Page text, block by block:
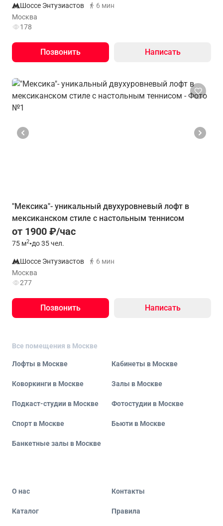
Шоссе Энтузиастов
6 мин
Москва
178
Позвонить Написать
"Мексика"- уникальный двухуровневый лофт в
мексиканском стиле с настольным теннисом
от 1900 ₽/час
75 м2•до 35 чел.
Шоссе Энтузиастов
6 мин
Москва
277
Позвонить Написать
Все помещения в Москве
Лофты в Москве Кабинеты в Москве
Коворкинги в Москве Залы в Москве
Подкаст-студии в Москве Фотостудии в Москве
Спорт в Москве Бьюти в Москве
Банкетные залы в Москве
О нас Контакты
Каталог Правила